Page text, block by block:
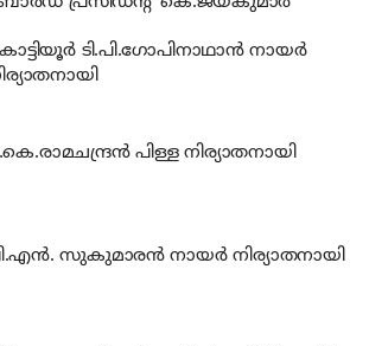
ടി.പി.ഗോപിനാഥാന്‍ നായര്‍
പിള്ള നിര്യാതനായി
സുകുമാരന്‍ നായര്‍ നിര്യാതനായി